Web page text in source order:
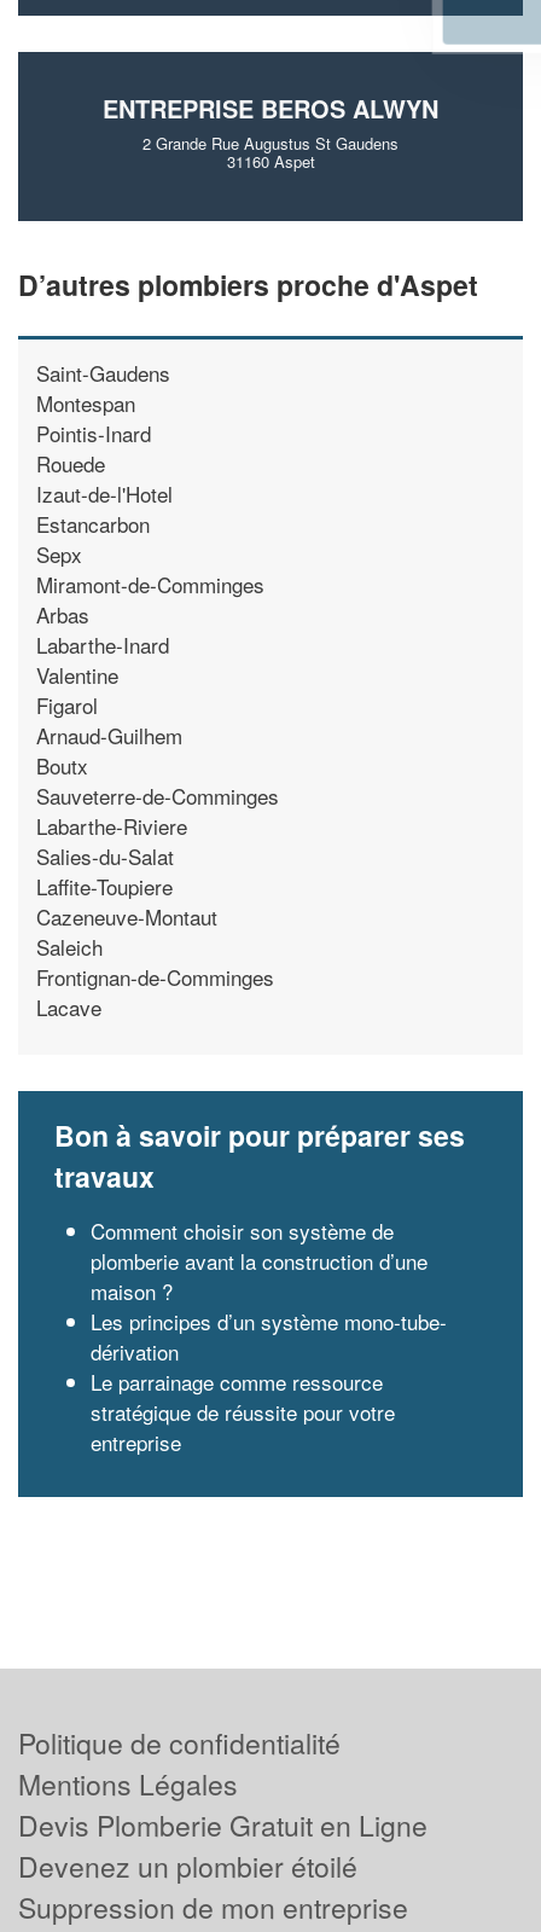
ENTREPRISE BEROS ALWYN
2 Grande Rue Augustus St Gaudens
31160 Aspet
D’autres plombiers proche d'Aspet
Saint-Gaudens
Montespan
Pointis-Inard
Rouede
Izaut-de-l'Hotel
Estancarbon
Sepx
Miramont-de-Comminges
Arbas
Labarthe-Inard
Valentine
Figarol
Arnaud-Guilhem
Boutx
Sauveterre-de-Comminges
Labarthe-Riviere
Salies-du-Salat
Laffite-Toupiere
Cazeneuve-Montaut
Saleich
Frontignan-de-Comminges
Lacave
Bon à savoir pour préparer ses
travaux
Comment choisir son système de
plomberie avant la construction d’une
maison ?
Les principes d’un système mono-tube-
dérivation
Le parrainage comme ressource
stratégique de réussite pour votre
entreprise
En savoir plus
Politique de confidentialité
Mentions Légales
Devis Plomberie Gratuit en Ligne
Devenez un plombier étoilé
Suppression de mon entreprise